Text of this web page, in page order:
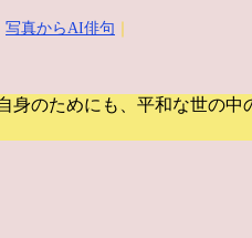
写真からAI俳句
身のためにも、平和な世の